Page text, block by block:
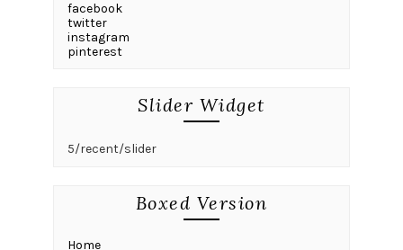
facebook
twitter
instagram
pinterest
Slider Widget
5/recent/slider
Boxed Version
Home